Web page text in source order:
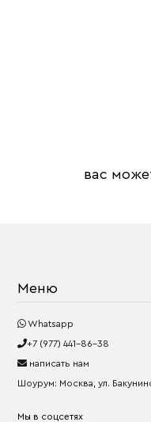
вас
Меню
Whatsapp
+7 (977) 441-86-38
написать нам
Шоурум: Москва, ул.
Мы в соцсетях